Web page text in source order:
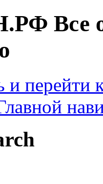
Все
и перейти